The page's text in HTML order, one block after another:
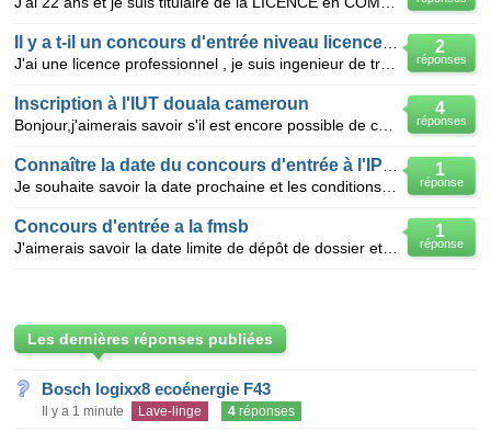
2
réponses
4
réponses
Inscription à l'IUT douala cameroun
1
réponse
1
réponse
Concours d'entrée a la fmsb
Les dernières réponses publiées
Bosch logixx8 ecoénergie F43
Il y a 1 minute Lave-linge 4 réponses